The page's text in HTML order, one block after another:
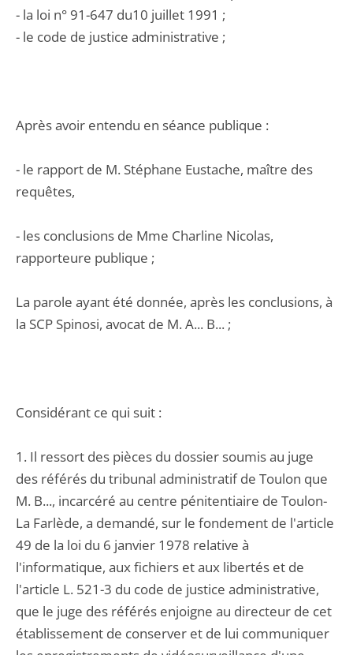
- la loi n° 91-647 du10 juillet 1991 ;
- le code de justice administrative ;
Après avoir entendu en séance publique :
- le rapport de M. Stéphane Eustache, maître des
requêtes,
- les conclusions de Mme Charline Nicolas,
rapporteure publique ;
La parole ayant été donnée, après les conclusions, à
la SCP Spinosi, avocat de M. A... B... ;
Considérant ce qui suit :
1. Il ressort des pièces du dossier soumis au juge
des référés du tribunal administratif de Toulon que
M. B..., incarcéré au centre pénitentiaire de Toulon-
La Farlède, a demandé, sur le fondement de l'article
49 de la loi du 6 janvier 1978 relative à
l'informatique, aux fichiers et aux libertés et de
l'article L. 521-3 du code de justice administrative,
que le juge des référés enjoigne au directeur de cet
établissement de conserver et de lui communiquer